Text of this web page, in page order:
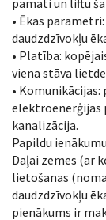
pamati un liftu
• Ēkas
daudzdzīvokļu
• Platība:
viena stāva
•
elektroenerģijas
kanalizācija.
Papildu
Daļai zemes (ar
lietošanas
daudzdzīvokļu
pienākums ir